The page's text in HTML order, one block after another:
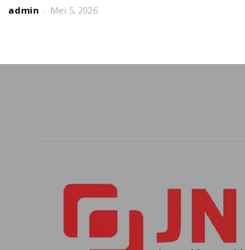
admin - Mei 5, 2026